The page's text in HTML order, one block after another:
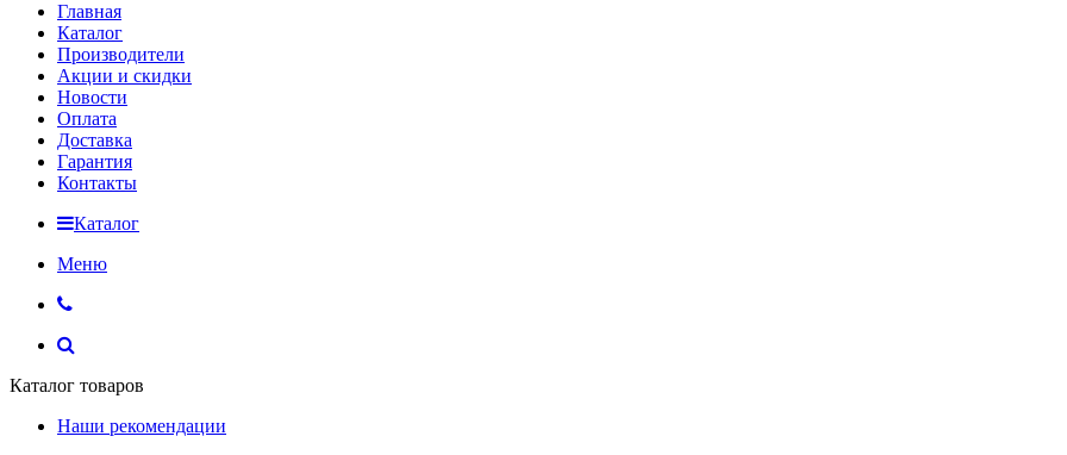
Главная
Каталог
Производители
Акции и скидки
Новости
Оплата
Доставка
Гарантия
Контакты
Каталог
Меню
Каталог товаров
Наши рекомендации